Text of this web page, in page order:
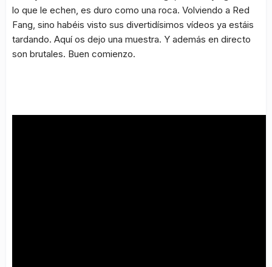
lo que le echen, es duro como una roca. Volviendo a Red
Fang, sino habéis visto sus divertidísimos vídeos ya estáis
tardando. Aquí os dejo una muestra. Y además en directo
son brutales. Buen comienzo.